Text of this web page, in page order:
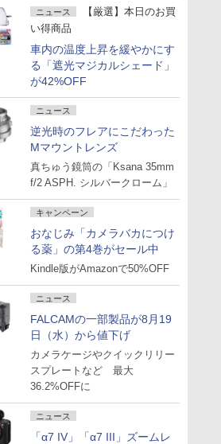
ニュース
【厳選】本日のお買
い得商品
車内の温度上昇を緩やかにす
る「遮光マジカルシェード」
が42%OFF
ニュース
逆光時のフレアにこだわった
Mマウントレンズ
真ちゅう鏡筒の「Ksana 35mm
f/2 ASPH. シルバークローム」
キャンペーン
おなじみ「カメラバカにつけ
る薬」の第4巻がセール中
Kindle版がAmazonで50%OFF
ニュース
FALCAMの一部製品が8月19
日（水）から値下げ
カメラケージやクイックリリー
スプレートなど 最大
36.2%OFFに
ニュース
「α7 IV」「α7 III」ズームレ